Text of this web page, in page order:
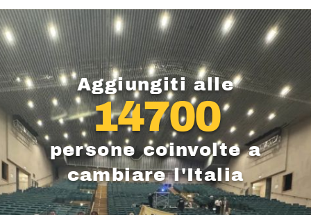
Aggiungiti alle
14700
persone coinvolte a
cambiare l'Italia